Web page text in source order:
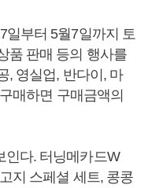
일부터 5월7일까지 토
품 판매 등의 행사를
, 영실업, 반다이, 마
매하면 구매금액의
인다. 터닝메카드W
지 스페셜 세트, 콩콩